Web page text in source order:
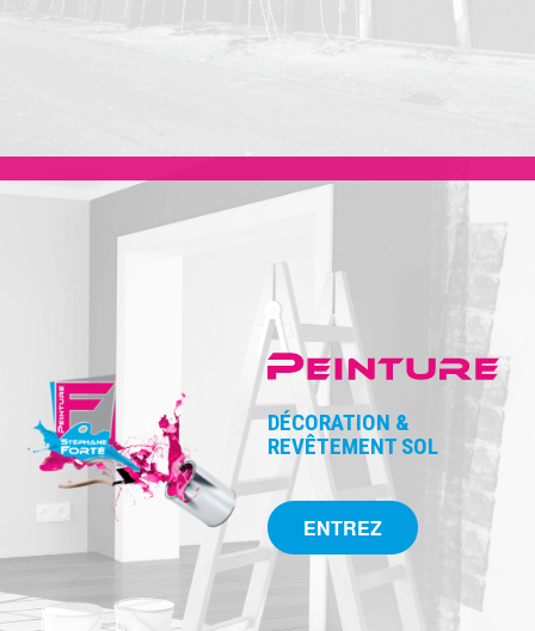
DÉCORATION &
REVÊTEMENT SOL
ENTREZ